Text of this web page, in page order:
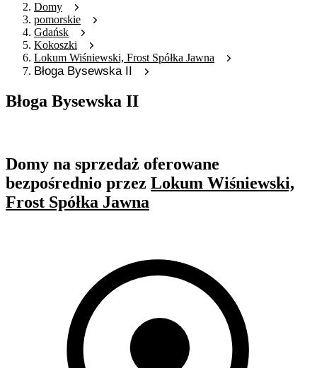
Domy
pomorskie
Gdańsk
Kokoszki
Lokum Wiśniewski, Frost Spółka Jawna
Błoga Bysewska II
Błoga Bysewska II
Domy na sprzedaż oferowane
bezpośrednio przez Lokum Wiśniewski,
Frost Spółka Jawna